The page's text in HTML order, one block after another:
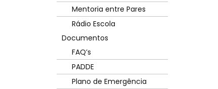
Mentoria entre Pares
Rádio Escola
Documentos
FAQ’s
PADDE
Plano de Emergência